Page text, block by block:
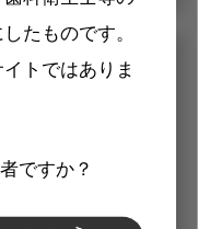
たものです。
トではありま
ですか？